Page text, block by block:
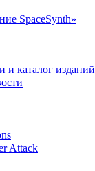
SpaceSynth»
и каталог изданий
Attack